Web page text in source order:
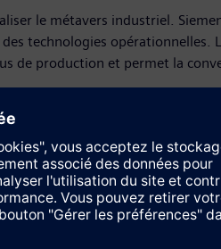
le métavers industriel.
technologies opérationnelles.
de production et permet la
sur l’IA, qui permet pour la
entier, est le moteur
calcul idéals pour représenter